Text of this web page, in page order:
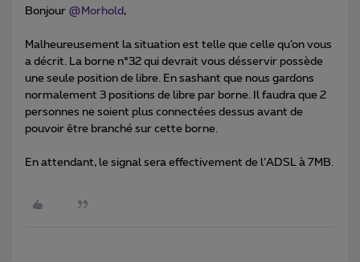
Bonjour @Morhold ,
Malheureusement la situation est telle que celle qu’on vous
a décrit. La borne n°32 qui devrait vous désservir possède
une seule position de libre. En sashant que nous gardons
normalement 3 positions de libre par borne. Il faudra que 2
personnes ne soient plus connectées dessus avant de
pouvoir être branché sur cette borne.
En attendant, le signal sera effectivement de l’ADSL à 7MB.